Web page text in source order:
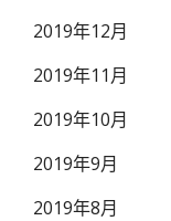
2019年12月
2019年11月
2019年10月
2019年9月
2019年8月